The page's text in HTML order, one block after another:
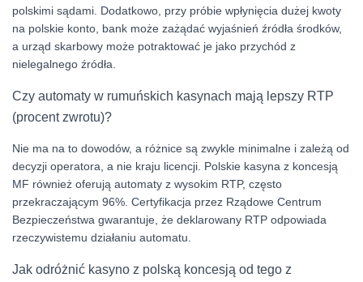
polskimi sądami. Dodatkowo, przy próbie wpłynięcia dużej kwoty
na polskie konto, bank może zażądać wyjaśnień źródła środków,
a urząd skarbowy może potraktować je jako przychód z
nielegalnego źródła.
Czy automaty w rumuńskich kasynach mają lepszy RTP
(procent zwrotu)?
Nie ma na to dowodów, a różnice są zwykle minimalne i zależą od
decyzji operatora, a nie kraju licencji. Polskie kasyna z koncesją
MF również oferują automaty z wysokim RTP, często
przekraczającym 96%. Certyfikacja przez Rządowe Centrum
Bezpieczeństwa gwarantuje, że deklarowany RTP odpowiada
rzeczywistemu działaniu automatu.
Jak odróżnić kasyno z polską koncesją od tego z